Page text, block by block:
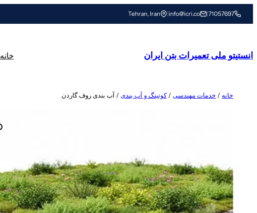
رفتن
به
71057697
|
info@icri.co
|
Tehran, Iran
انستیتو ملی تعمیرات بتن ایران خانه
خانه / خدمات مهندسی /کوتینگ و آب بندی / آب بندی روف گاردن